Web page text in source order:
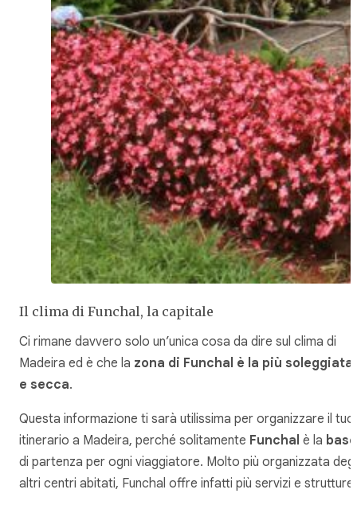
Il clima di Funchal, la capitale
Ci rimane davvero solo un’unica cosa da dire sul clima di
Madeira ed è che la zona di Funchal è la più soleggiata
e secca.
Questa informazione ti sarà utilissima per organizzare il tuo
itinerario a Madeira, perché solitamente Funchal è la base
di partenza per ogni viaggiatore. Molto più organizzata
altri centri abitati, Funchal offre infatti più servizi e